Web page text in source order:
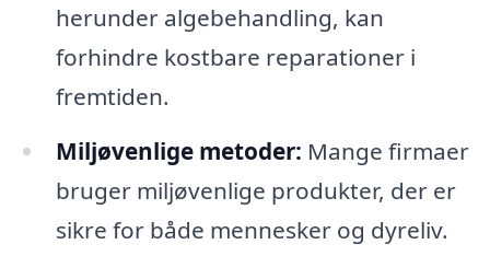
herunder algebehandling, kan
forhindre kostbare reparationer i
fremtiden.
Miljøvenlige metoder: Mange firmaer
bruger miljøvenlige produkter, der er
sikre for både mennesker og dyreliv.